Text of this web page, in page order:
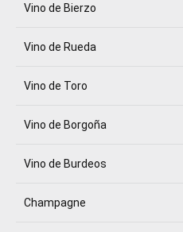
Vino de Bierzo
Vino de Rueda
Vino de Toro
Vino de Borgoña
Vino de Burdeos
Champagne